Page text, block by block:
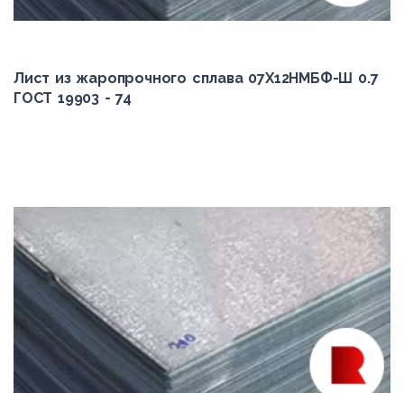
ЭП747
Лист из жаропрочного сплава 07Х12НМБФ-Ш 0.7
ГОСТ 19903 - 74